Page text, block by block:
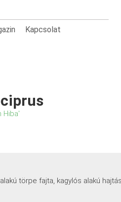
Kapcsolat
Hiba'
törpe fajta, kagylós alakú